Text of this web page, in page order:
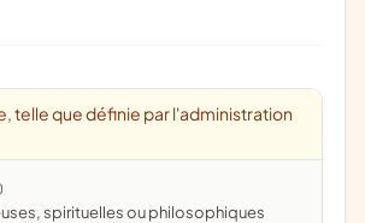
telle que définie par l'administration
spirituelles ou philosophiques